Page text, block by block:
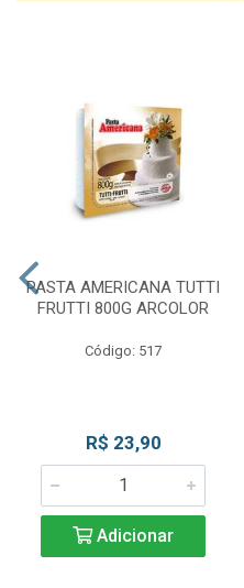
PASTA AMERICANA TUTTI
FRUTTI 800G ARCOLOR
Código: 517
R$ 23,90
Adicionar